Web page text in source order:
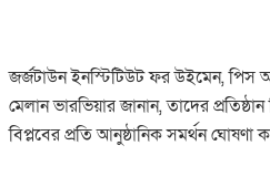
জর্জটাউন ইনস্টিটিউট ফর উইমেন, পিস
মেলান ভারভিয়ার জানান, তাদের
বিপ্লবের প্রতি আনুষ্ঠানিক সমর্থন ঘোষণা